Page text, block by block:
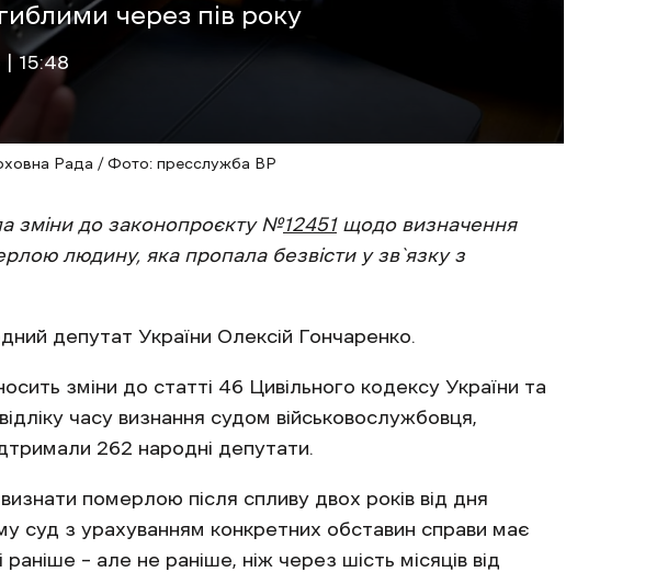
через пів року
| 15:48
Рада / Фото: пресслужба ВР
зміни до законопроєкту №12451щодо визначення
людину, яка пропала безвісти у зв`язку з
депутат України Олексій Гончаренко.
зміни до статті 46 Цивільного кодексу України та
часу визнання судом військовослужбовця,
262 народні депутати.
померлою після спливу двох років від дня
суд з урахуванням конкретних обставин справи має
– але не раніше, ніж через шість місяців від